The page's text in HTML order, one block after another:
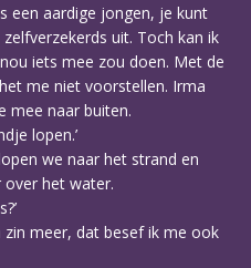
een aardige jongen, je kunt
uit. Toch kan ik
iets mee zou doen. Met de
me niet voorstellen. Irma
mee naar buiten.
lopen.’
we naar het strand en
over het water.
meer, dat besef ik me ook